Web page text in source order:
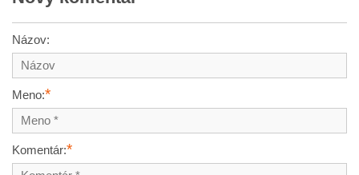
Názov:
Meno:*
Komentár:*